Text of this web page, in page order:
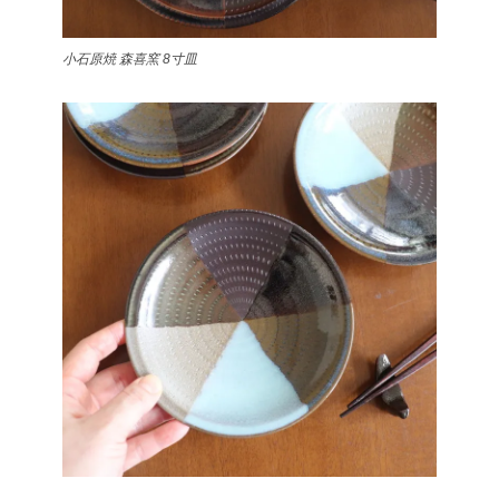
小石原焼 森喜窯 8寸皿